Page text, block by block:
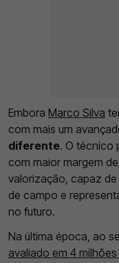
Embora Marco Silva
com mais um
diferente. O técnico
com maior margem
valorização, capaz
de campo e
no futuro.
Na última época, ao
avaliado em 4